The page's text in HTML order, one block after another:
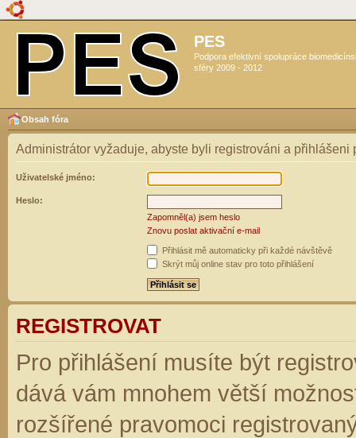
PES
Podpora efektivní spolupráce
sféry 2009 - 2012
Obsah fóra
Administrátor vyžaduje, abyste byli registrováni a přihlášeni
Uživatelské jméno:
Heslo:
Zapomněl(a) jsem heslo
Znovu poslat aktivační e-mail
Přihlásit mě automaticky při každé návštěvě
Skrýt můj online stav pro toto přihlášení
REGISTROVAT
Pro přihlášení musíte být
dává vám mnohem větší
rozšířené pravomoci